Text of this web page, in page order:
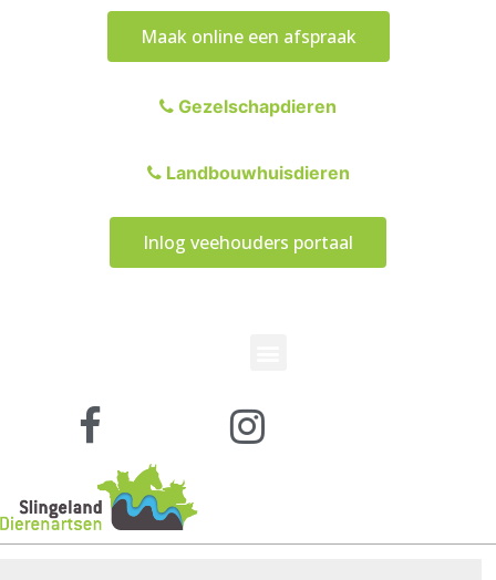
Maak online een afspraak
Gezelschapdieren
Landbouwhuisdieren
Inlog veehouders portaal